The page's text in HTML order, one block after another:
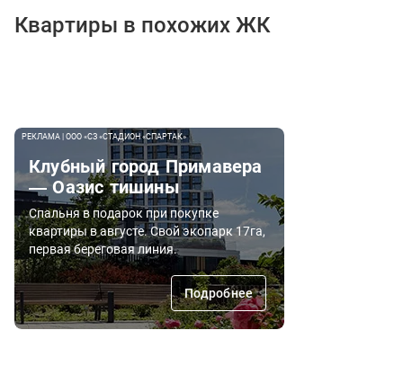
РЕКЛАМА | ООО «СЗ «СТАДИОН «СПАРТАК»
Клубный город Примавера
— Оазис тишины
Спальня в подарок при покупке
квартиры в августе. Свой экопарк 17га,
первая береговая линия.
Подробнее
Квартиры в похожих ЖК